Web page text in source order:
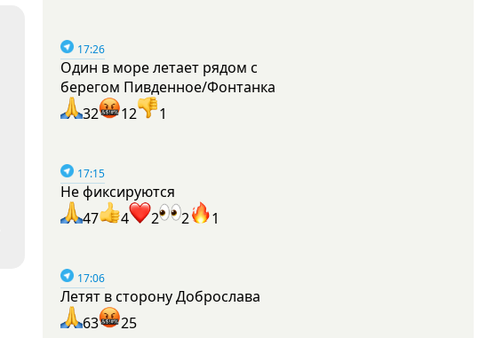
17:26
Один в море летает рядом с
берегом Пивденное/Фонтанка
32
12 1
17:15
Не фиксируются
47
4 2 2 1
17:06
Летят в сторону Доброслава
63
25